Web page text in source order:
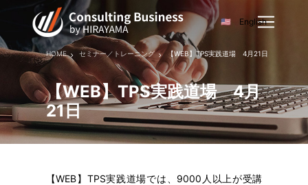
English
【WEB】TPS実践道場 4月
21日
HOME セミナー／トレーニング 【WEB】TPS実践道場 4月21日
【WEB】TPS実践道場では、9000人以上が受講